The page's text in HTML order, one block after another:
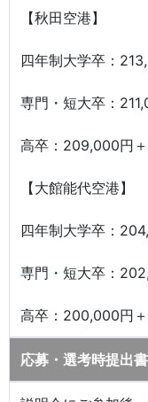
【秋田空港】
四年制大学卒：
専門・短大卒：
高卒：209,000円
【大館能代空港】
四年制大学卒：
専門・短大卒：
高卒：200,000円
応募・選考時提出